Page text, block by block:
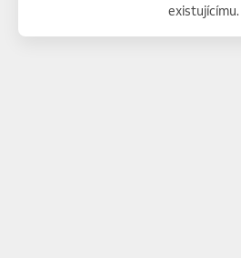
existujícímu.